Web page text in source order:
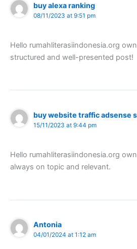
buy alexa ranking
08/11/2023 at 9:51 pm
Hello rumahliterasiindonesia.org
structured and well-presented post!
buy website traffic adsense
15/11/2023 at 9:44 pm
Hello rumahliterasiindonesia.org
always on topic and relevant.
Antonia
04/01/2024 at 1:12 am